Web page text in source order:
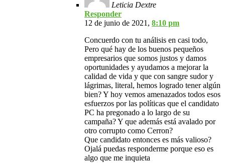
Leticia Dextre
Responder
12 de junio de 2021, 8:10 pm
Concuerdo con tu análisis en casi todo,
Pero qué hay de los buenos pequeños
empresarios que somos justos y damos
oportunidades y ayudamos a mejorar la
calidad de vida y que con sangre sudor y
lágrimas, literal, hemos logrado tener algún
bien? Y hoy vemos amenazados todos esos
esfuerzos por las políticas que el candidato
PC ha pregonado a lo largo de su
campaña? Y que además está avalado por
otro corrupto como Cerron?
Que candidato entonces es más valioso?
Ojalá puedas responderme porque eso es
algo que me inquieta